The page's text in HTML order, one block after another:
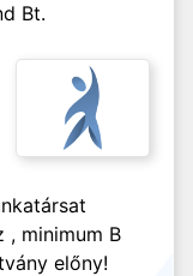
Bt.
, minimum B
előny!